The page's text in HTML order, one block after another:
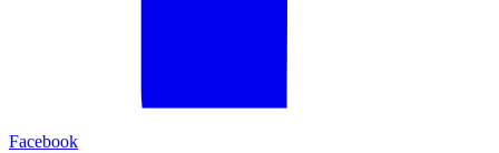
Facebook